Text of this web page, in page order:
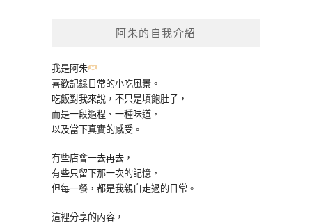
阿朱的自我介紹
我是阿朱
喜歡記錄日常的小吃風景。
吃飯對我來說，不只是填飽肚子，
而是一段過程、一種味道，
以及當下真實的感受。
有些店會一去再去，
有些只留下那一次的記憶，
但每一餐，都是我親自走過的日常。
這裡分享的內容，